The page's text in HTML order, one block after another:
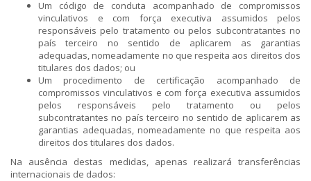
Um código de conduta acompanhado de compromissos
vinculativos e com força executiva assumidos pelos
responsáveis pelo tratamento ou pelos subcontratantes no
país terceiro no sentido de aplicarem as garantias
adequadas, nomeadamente no que respeita aos direitos dos
titulares dos dados; ou
Um procedimento de certificação acompanhado de
compromissos vinculativos e com força executiva assumidos
pelos responsáveis pelo tratamento ou pelos
subcontratantes no país terceiro no sentido de aplicarem as
garantias adequadas, nomeadamente no que respeita aos
direitos dos titulares dos dados.
Na ausência destas medidas, apenas realizará transferências
internacionais de dados: